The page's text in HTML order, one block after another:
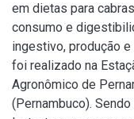
em dietas para
consumo e
ingestivo, produção
foi realizado na
Agronômico de
(Pernambuco).